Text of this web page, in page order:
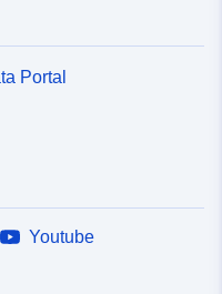
Portal
Youtube